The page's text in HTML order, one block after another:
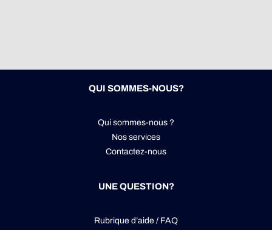
QUI SOMMES-NOUS?
Qui sommes-nous ?
Nos services
Contactez-nous
UNE QUESTION?
Rubrique d’aide / FAQ